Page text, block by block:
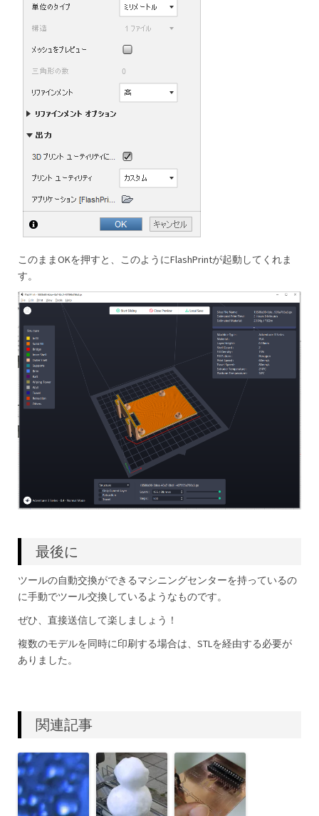
このままOKを押すと、このようにFlashPrintが起動してくれま
す。
最後に
ツールの自動交換ができるマシニングセンターを持っているの
に手動でツール交換しているようなものです。
ぜひ、直接送信して楽しましょう！
複数のモデルを同時に印刷する場合は、STLを経由する必要が
ありました。
関連記事